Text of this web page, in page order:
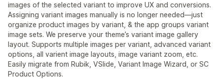
images of the selected variant to improve UX and conversions.
Assigning variant images manually is no longer needed—just
organize product images by variant, & the app groups variant
image sets. We preserve your theme’s variant image gallery
layout. Supports multiple images per variant, advanced variant
options, all varient image layouts, image variant zoom, etc.
Easily migrate from Rubik, VSlide, Variant Image Wizard, or SC
Product Options.